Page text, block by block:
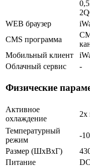
WEB браузер
CMS программа
Мобильный клиент
Облачный сервис
-
Физические
Активное
охлаждение
2х
Температурный
режим
-
Размер (ШxВxГ)
Питание